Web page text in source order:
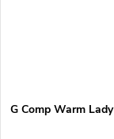
G Comp Warm Lady